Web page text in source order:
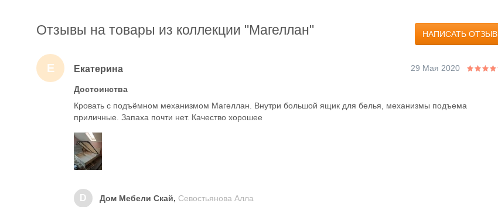
Отзывы на товары из коллекции "Магеллан" НАПИСАТЬ ОТЗЫВ
Е Екатерина 29 Мая 2020
Достоинства
Кровать с подъёмном механизмом Магеллан. Внутри большой ящик для белья, механизмы подъема
приличные. Запаха почти нет. Качество хорошее
D Дом Мебели Скай, Севостьянова Алла